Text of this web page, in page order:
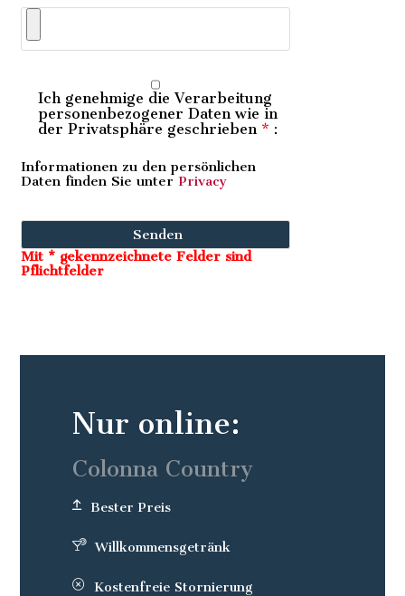
Ich genehmige die Verarbeitung
personenbezogener Daten wie in
der Privatsphäre geschrieben * :
Informationen zu den persönlichen
Daten finden Sie unter Privacy
Mit * gekennzeichnete Felder sind
Pflichtfelder
Nur online:
Colonna Country
Bester Preis
Willkommensgetränk
Kostenfreie Stornierung